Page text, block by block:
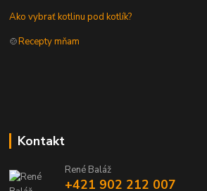
Ako vybrať kotlinu pod kotlík?
🍲Recepty mňam
Kontakt
René Baláž
+421 902 212 007